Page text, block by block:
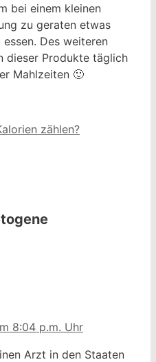
bei einem kleinen
zu geraten etwas
essen. Des weiteren
dieser Produkte täglich
Mahlzeiten 🙂
zählen?
8:04 p.m. Uhr
Arzt in den Staaten